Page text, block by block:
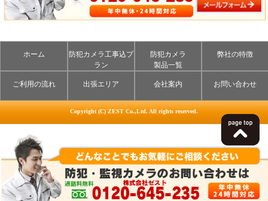
ホーム
防犯カメラ工事込プ
ラン
防犯カメラ
製品一覧
弊社の特徴
ご利用の流れ 出張エリア 会社案内 お問い合わせ
Copyright (C) ZEST Co.,Ltd. All rights reserved.